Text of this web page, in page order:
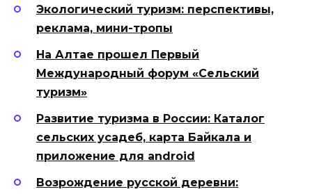
Экологический туризм: перспективы,
реклама, мини-тропы
На Алтае прошел Первый
Международный форум «Сельский
туризм»
Развитие туризма в России: Каталог
сельских усадеб, карта Байкала и
приложение для android
Возрождение русской деревни: